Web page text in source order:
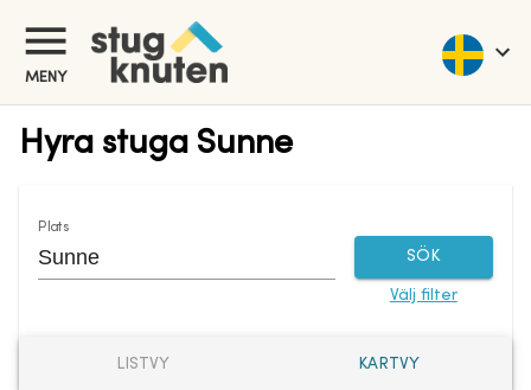
MENY
Hyra stuga Sunne
Plats
SÖK
Välj filter
LISTVY KARTVY